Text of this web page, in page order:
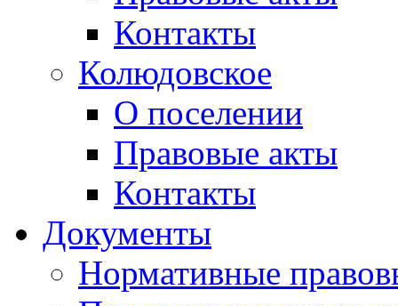
Контакты
Колюдовское
О поселении
Правовые акты
Контакты
Документы
Нормативные